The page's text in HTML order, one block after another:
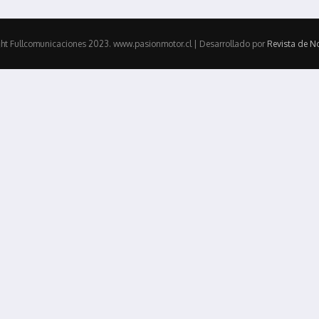
Fullcomunicaciones 2023. www.pasionmotor.cl | Desarrollado por Revista de